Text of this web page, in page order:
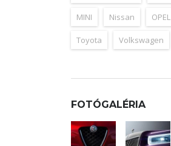
MINI Nissan OPEL
Toyota Volkswagen
FOTÓGALÉRIA